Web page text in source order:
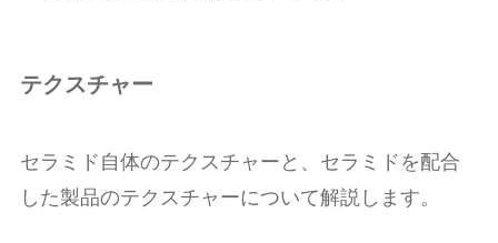
テクスチャー
セラミド自体のテクスチャーと、セラミドを配合
した製品のテクスチャーについて解説します。